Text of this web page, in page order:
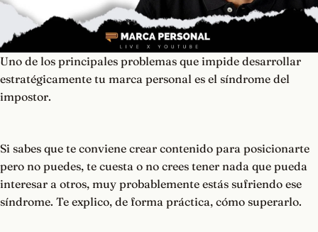
Uno de los principales problemas que impide desarrollar
estratégicamente tu marca personal es el síndrome del
impostor.
Si sabes que te conviene crear contenido para posicionarte
pero no puedes, te cuesta o no crees tener nada que pueda
interesar a otros, muy probablemente estás sufriendo ese
síndrome. Te explico, de forma práctica, cómo superarlo.